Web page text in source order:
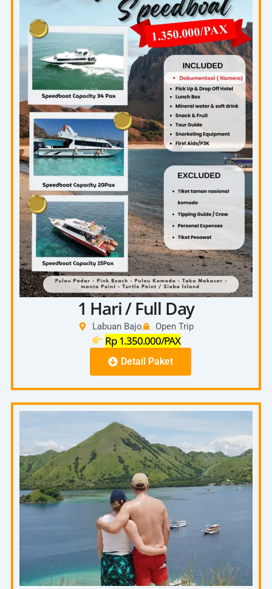
1 Hari / Full Day
Labuan Bajo Open Trip
Rp 1.350.000/PAX
Detail Paket
06.30
Pick Up Hotel – Pelabuhan
07.00
–
08.00
Start To Padar Island
On the spot Pulau Padar ( Trecking Puncak
Pulau Padar)
10.00